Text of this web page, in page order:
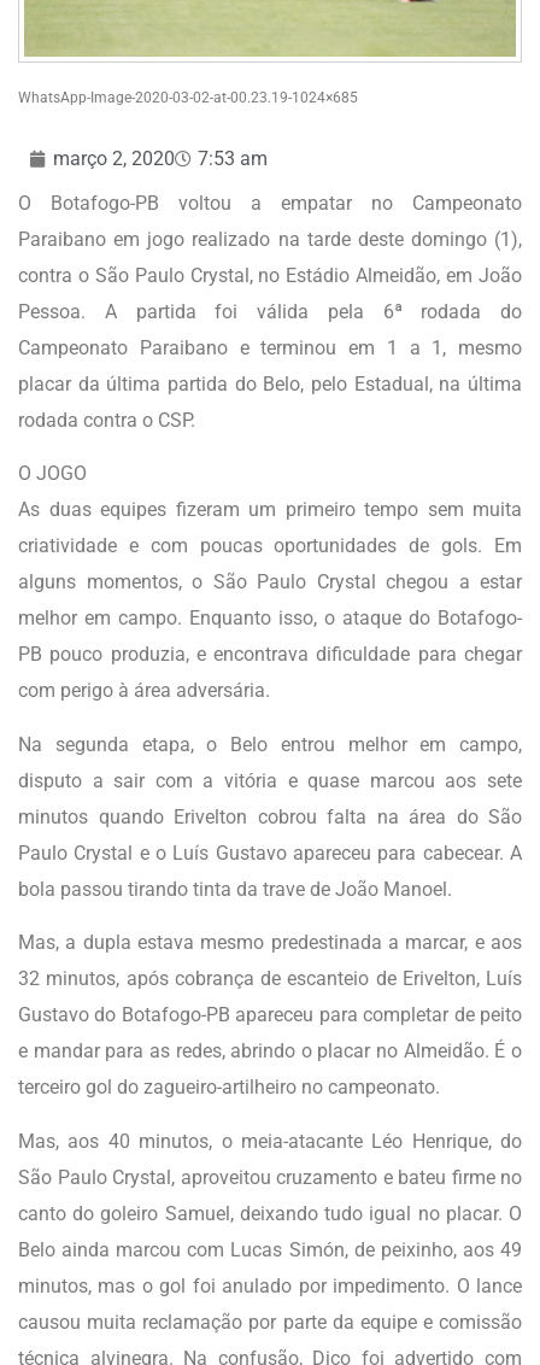
WhatsApp-Image-2020-03-02-at-00.23.19-1024×685
março 2, 2020
7:53 am
O Botafogo-PB voltou a empatar no Campeonato
Paraibano em jogo realizado na tarde deste domingo (1),
contra o São Paulo Crystal, no Estádio Almeidão, em João
Pessoa. A partida foi válida pela 6ª rodada do
Campeonato Paraibano e terminou em 1 a 1, mesmo
placar da última partida do Belo, pelo Estadual, na última
rodada contra o CSP.
O JOGO
As duas equipes fizeram um primeiro tempo sem muita
criatividade e com poucas oportunidades de gols. Em
alguns momentos, o São Paulo Crystal chegou a estar
melhor em campo. Enquanto isso, o ataque do Botafogo-
PB pouco produzia, e encontrava dificuldade para chegar
com perigo à área adversária.
Na segunda etapa, o Belo entrou melhor em campo,
disputo a sair com a vitória e quase marcou aos sete
minutos quando Erivelton cobrou falta na área do São
Paulo Crystal e o Luís Gustavo apareceu para cabecear. A
bola passou tirando tinta da trave de João Manoel.
Mas, a dupla estava mesmo predestinada a marcar, e aos
32 minutos, após cobrança de escanteio de Erivelton, Luís
Gustavo do Botafogo-PB apareceu para completar de peito
e mandar para as redes, abrindo o placar no Almeidão. É o
terceiro gol do zagueiro-artilheiro no campeonato.
Mas, aos 40 minutos, o meia-atacante Léo Henrique, do
São Paulo Crystal, aproveitou cruzamento e bateu firme no
canto do goleiro Samuel, deixando tudo igual no placar. O
Belo ainda marcou com Lucas Simón, de peixinho, aos 49
minutos, mas o gol foi anulado por impedimento. O lance
causou muita reclamação por parte da equipe e comissão
técnica alvinegra. Na confusão, Dico foi advertido com